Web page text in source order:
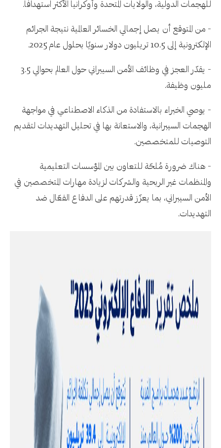
للهجمات الدولية، والولايات المتحدة وأوكرانيا الأكثر استهدافًا.
- من المتوقع أن يصل إجمالي الخسائر العالمية نتيجة الجرائم
الإلكترونية إلى 10.5 تريليون دولار سنويًا بحلول عام 2025.
- يقدّر العجز في وظائف الأمن السيبراني حول العالم بحوالي 3.5
مليون وظيفة.
- يوصي الخبراء بالاستفادة من الذكاء الاصطناعي في مواجهة
الهجمات السيبرانية، والاستعانة بها في تحليل التهديدات لتقديم
التوصيات للمتخصصين.
- هناك ضرورة مُلحّة للتعاون بين المؤسسات التعليمية
والمنظمات غير الربحية والشركات لزيادة مهارات المتخصصين في
الأمن السيبراني، بما يعزّز قدرتهم على الدفاع الفعّال ضد
التهديدات.